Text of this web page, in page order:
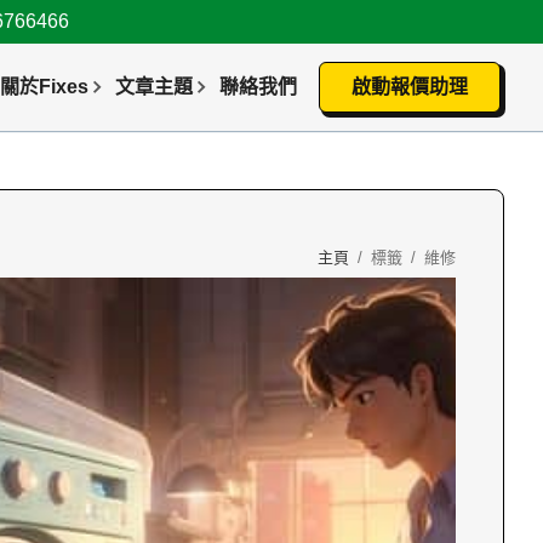
關於Fixes 文章主題 聯絡我們 啟動報價助理
主頁 / 標籤 / 維修